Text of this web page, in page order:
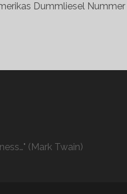
Dummliesel Nummer
(Mark Twain)